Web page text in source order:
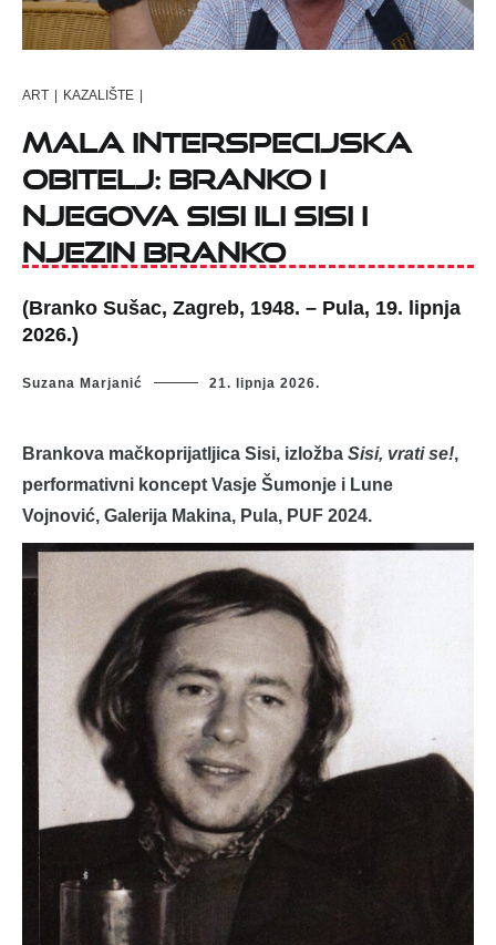
ART KAZALIŠTE
Mala interspecijska
obitelj: Branko i
njegova Sisi ili Sisi i
njezin Branko
(Branko Sušac, Zagreb, 1948. – Pula, 19. lipnja
2026.)
Suzana Marjanić 21. lipnja 2026.
Brankova mačkoprijatljica Sisi, izložba Sisi, vrati se!,
performativni koncept Vasje Šumonje i Lune
Vojnović, Galerija Makina, Pula, PUF 2024.